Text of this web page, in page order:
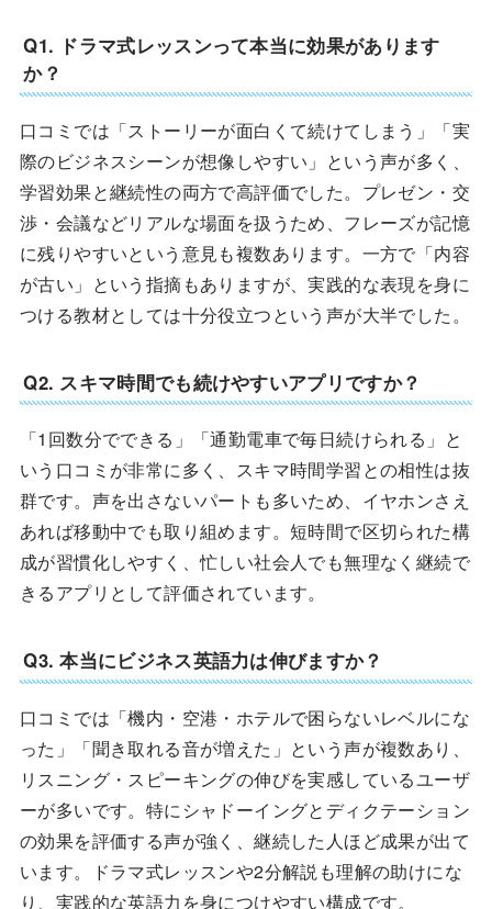
Q1. ドラマ式レッスンって本当に効果があります
か？
口コミでは「ストーリーが面白くて続けてしまう」「実
際のビジネスシーンが想像しやすい」という声が多く、
学習効果と継続性の両方で高評価でした。プレゼン・交
渉・会議などリアルな場面を扱うため、フレーズが記憶
に残りやすいという意見も複数あります。一方で「内容
が古い」という指摘もありますが、実践的な表現を身に
つける教材としては十分役立つという声が大半でした。
Q2. スキマ時間でも続けやすいアプリですか？
「1回数分でできる」「通勤電車で毎日続けられる」と
いう口コミが非常に多く、スキマ時間学習との相性は抜
群です。声を出さないパートも多いため、イヤホンさえ
あれば移動中でも取り組めます。短時間で区切られた構
成が習慣化しやすく、忙しい社会人でも無理なく継続で
きるアプリとして評価されています。
Q3. 本当にビジネス英語力は伸びますか？
口コミでは「機内・空港・ホテルで困らないレベルにな
った」「聞き取れる音が増えた」という声が複数あり、
リスニング・スピーキングの伸びを実感しているユーザ
ーが多いです。特にシャドーイングとディクテーション
の効果を評価する声が強く、継続した人ほど成果が出て
います。ドラマ式レッスンや2分解説も理解の助けにな
り、実践的な英語力を身につけやすい構成です。